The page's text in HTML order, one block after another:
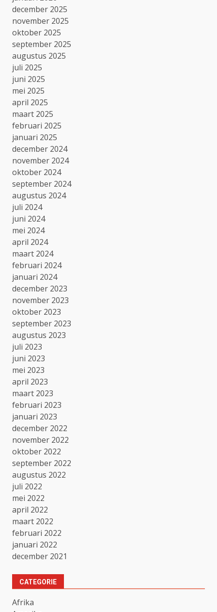
december 2025
november 2025
oktober 2025
september 2025
augustus 2025
juli 2025
juni 2025
mei 2025
april 2025
maart 2025
februari 2025
januari 2025
december 2024
november 2024
oktober 2024
september 2024
augustus 2024
juli 2024
juni 2024
mei 2024
april 2024
maart 2024
februari 2024
januari 2024
december 2023
november 2023
oktober 2023
september 2023
augustus 2023
juli 2023
juni 2023
mei 2023
april 2023
maart 2023
februari 2023
januari 2023
december 2022
november 2022
oktober 2022
september 2022
augustus 2022
juli 2022
mei 2022
april 2022
maart 2022
februari 2022
januari 2022
december 2021
CATEGORIE
Afrika